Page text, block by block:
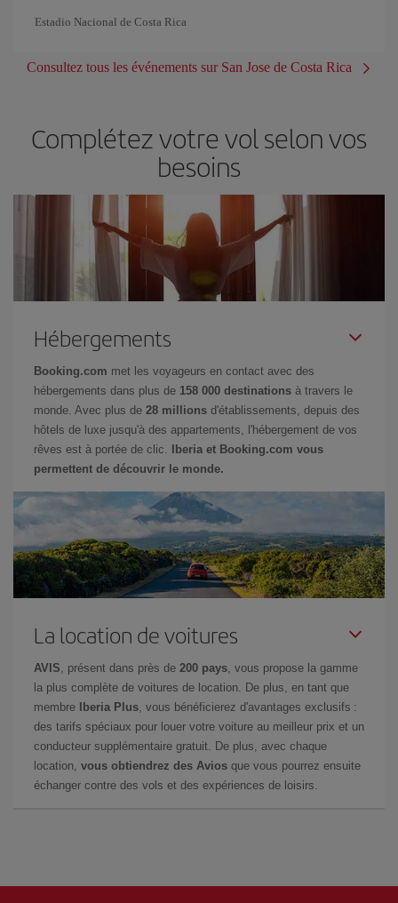
Estadio Nacional de Costa Rica
Consultez tous les événements sur San Jose de Costa Rica
Complétez votre vol selon vos
besoins
Hébergements
Booking.com met les voyageurs en contact avec des
hébergements dans plus de 158 000 destinations à travers le
monde. Avec plus de 28 millions d'établissements, depuis des
hôtels de luxe jusqu'à des appartements, l'hébergement de vos
rêves est à portée de clic.
Iberia et Booking.com vous
permettent de découvrir le monde.
La location de voitures
AVIS , présent dans près de 200 pays , vous propose la gamme
la plus complète de voitures de location. De plus, en tant que
membre
Iberia Plus , vous bénéficierez d'avantages exclusifs :
des tarifs spéciaux pour louer votre voiture au meilleur prix et un
conducteur supplémentaire gratuit. De plus, avec chaque
location, vous obtiendrez des Avios que vous pourrez ensuite
échanger contre des vols et des expériences de loisirs.